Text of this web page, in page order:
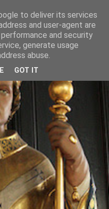
to deliver its services
and user-agent are
and security
generate usage
abuse.
GOT IT